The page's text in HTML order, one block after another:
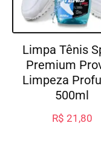
Limpa Tênis
Premium
Limpeza
500ml
R$ 21,80